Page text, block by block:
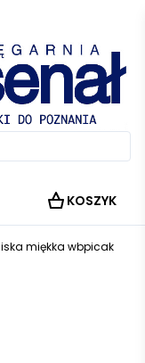
KOSZYK
miękka wbpicak